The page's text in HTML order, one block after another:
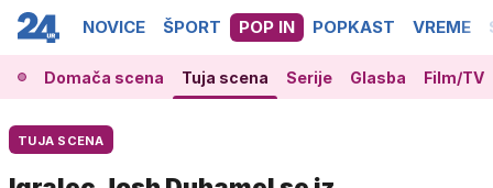
NOVICE ŠPORT POP IN POPKAST VREME
Domača scena Tuja scena Serije Glasba Film/TV
TUJA SCENA